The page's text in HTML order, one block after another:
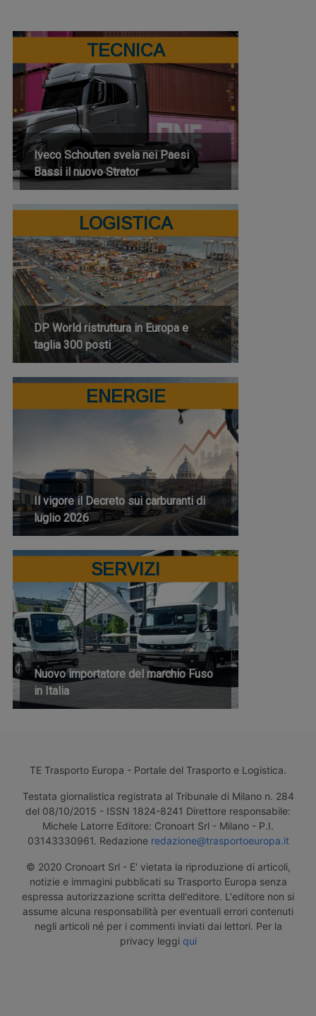
TECNICA
Iveco Schouten svela nei Paesi
Bassi il nuovo Strator
LOGISTICA
DP World ristruttura in Europa e
taglia 300 posti
ENERGIE
Il vigore il Decreto sui carburanti di
luglio 2026
SERVIZI
Nuovo importatore del marchio Fuso
in Italia
TE Trasporto Europa - Portale del Trasporto e Logistica.
Testata giornalistica registrata al Tribunale di Milano n. 284
del 08/10/2015 - ISSN 1824-8241 Direttore responsabile:
Michele Latorre Editore: Cronoart Srl - Milano - P.I.
03143330961. Redazione redazione@trasportoeuropa.it
© 2020 Cronoart Srl - E' vietata la riproduzione di articoli,
notizie e immagini pubblicati su Trasporto Europa senza
espressa autorizzazione scritta dell'editore. L'editore non si
assume alcuna responsabilità per eventuali errori contenuti
negli articoli né per i commenti inviati dai lettori. Per la
privacy leggi qui